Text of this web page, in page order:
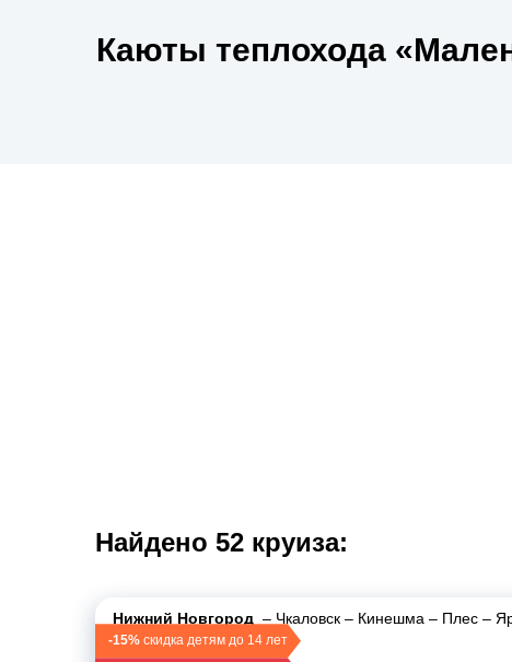
Каюты теплохода
Найдено 52 круиза:
-15% скидка детям до 14 лет
Нижний Новгород – Чкаловск – Кинешма – Плес –
Углич–Москва